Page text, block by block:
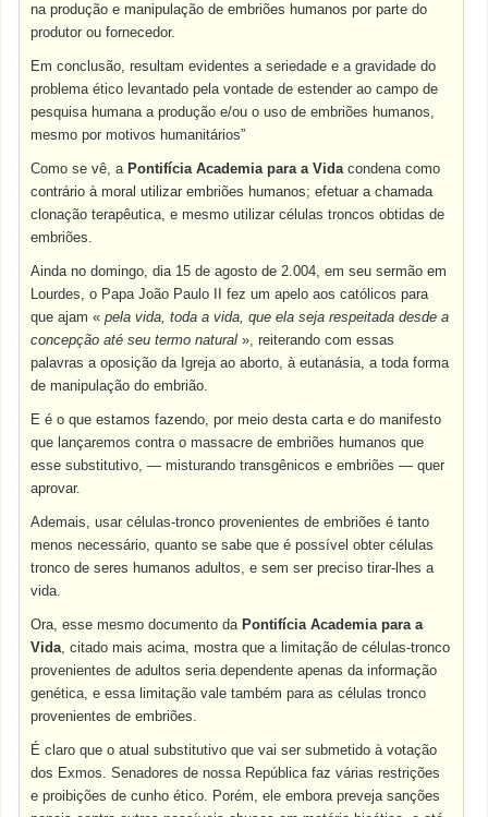
na produção e manipulação de embriões humanos por parte do
produtor ou fornecedor.
Em conclusão, resultam evidentes a seriedade e a gravidade do
problema ético levantado pela vontade de estender ao campo de
pesquisa humana a produção e/ou o uso de embriões humanos,
mesmo por motivos humanitários”
Como se vê, a Pontifícia Academia para a Vidacondena como
contrário à moral utilizar embriões humanos; efetuar a chamada
clonação terapêutica, e mesmo utilizar células troncos obtidas de
embriões.
Ainda no domingo, dia 15 de agosto de 2.004, em seu sermão em
Lourdes, o Papa João Paulo II fez um apelo aos católicos para
que ajam « pela vida, toda a vida, que ela seja respeitada desde a
concepção até seu termo natural», reiterando com essas
palavras a oposição da Igreja ao aborto, à eutanásia, a toda forma
de manipulação do embrião.
E é o que estamos fazendo, por meio desta carta e do manifesto
que lançaremos contra o massacre de embriões humanos que
esse substitutivo, — misturando transgênicos e embriões — quer
aprovar.
Ademais, usar células-tronco provenientes de embriões é tanto
menos necessário, quanto se sabe que é possível obter células
tronco de seres humanos adultos, e sem ser preciso tirar-lhes a
vida.
Ora, esse mesmo documento da Pontifícia Academia para a
Vida, citado mais acima, mostra que a limitação de células-tronco
provenientes de adultos seria dependente apenas da informação
genética, e essa limitação vale também para as células tronco
provenientes de embriões.
É claro que o atual substitutivo que vai ser submetido à votação
dos Exmos. Senadores de nossa República faz várias restrições
e proibições de cunho ético. Porém, ele embora preveja sanções